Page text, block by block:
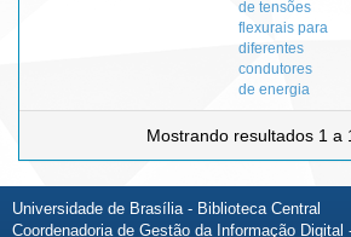
de tensões
flexurais para
diferentes
condutores
de energia
Mostrando resultados 1 a
Universidade de Brasília - Biblioteca Central
Coordenadoria de Gestão da Informação Digital